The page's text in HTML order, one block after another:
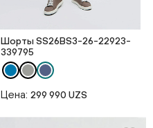
Шорты SS26BS3-26-22923-
339795
Цена: 299 990 UZS